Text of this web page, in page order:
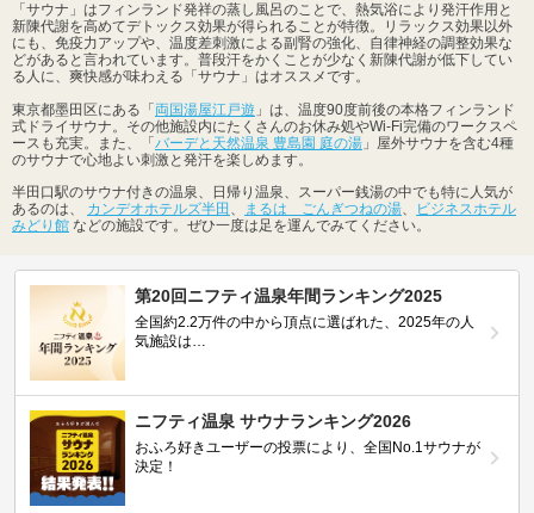
「サウナ」はフィンランド発祥の蒸し風呂のことで、熱気浴により発汗作用と
新陳代謝を高めてデトックス効果が得られることが特徴。リラックス効果以外
にも、免疫力アップや、温度差刺激による副腎の強化、自律神経の調整効果な
どがあると言われています。普段汗をかくことが少なく新陳代謝が低下してい
る人に、爽快感が味わえる「サウナ」はオススメです。
東京都墨田区にある「 両国湯屋江戸遊 」は、温度90度前後の本格フィンランド
式ドライサウナ。その他施設内にたくさんのお休み処やWi-Fi完備のワークスペ
ースも充実。また、「 バーデと天然温泉 豊島園 庭の湯 」屋外サウナを含む4種
のサウナで心地よい刺激と発汗を楽しめます。
半田口駅のサウナ付きの温泉、日帰り温泉、スーパー銭湯の中でも特に人気が
あるのは、 カンデオホテルズ半田 、 まるは ごんぎつねの湯、
ビジネスホテル
みどり館 などの施設です。ぜひ一度は足を運んでみてください。
第20回ニフティ温泉年間ランキング2025
全国約2.2万件の中から頂点に選ばれた、2025年の人
気施設は…
ニフティ温泉 サウナランキング2026
おふろ好きユーザーの投票により、全国No.1サウナが
決定！